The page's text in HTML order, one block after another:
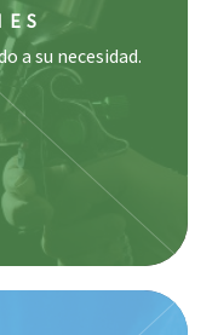
a su necesidad.